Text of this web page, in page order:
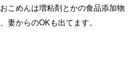
こめんは増粘剤とかの食品添加物
妻からのOKも出てます。